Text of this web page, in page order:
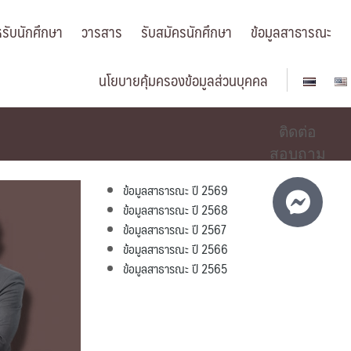
บนักศึกษา วารสาร รับสมัครนักศึกษา
ข้อมูลสาธารณะ
นโยบายคุ้มครองข้อมูลส่วนบุคคล
ข้อมูลสาธารณะ ปี 2569
ข้อมูลสาธารณะ ปี 2568
ข้อมูลสาธารณะ ปี 2567
ข้อมูลสาธารณะ ปี 2566
ข้อมูลสาธารณะ ปี 2565
ติดต่อ
สอบถาม